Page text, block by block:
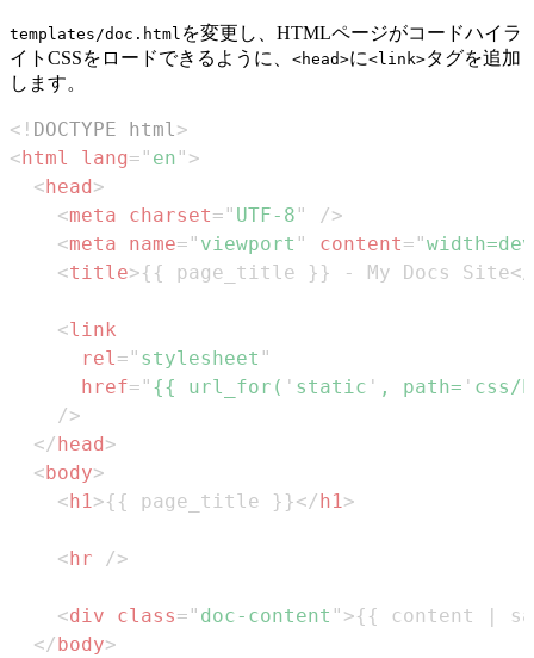
templates/doc.html を変更し、HTMLページがコードハイラ
イトCSSをロードできるように、 <head>に<link>タグを追加
します。
<! DOCTYPE html>
< html lang= " en " >
< head >
<meta charset= " UTF-8 "
/>
<meta name= " viewport " content= "
<title>{{ page_title }} - My Docs Site</
<link
rel= " stylesheet "
href= " {{ url_for( ' static ' , path= ' css/
/>
</ head >
< body>
< h1>{{ page_title }}</ h1>
< hr />
<div class= " doc-content " >{{ content |
</ body>